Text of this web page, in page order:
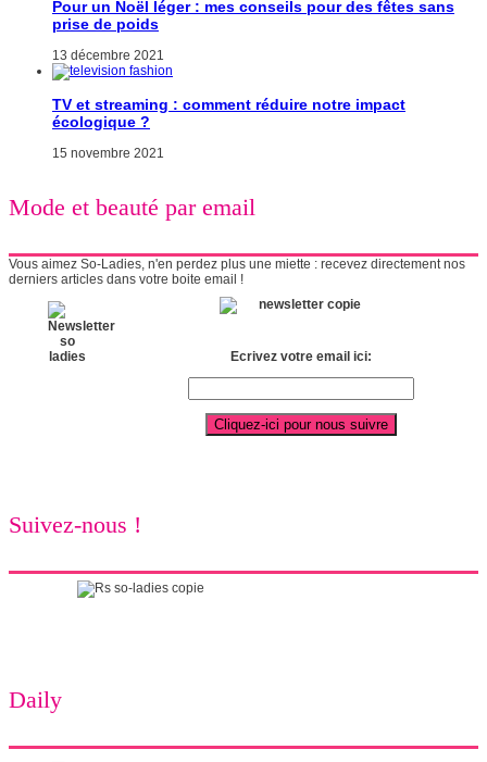
Pour un Noël léger : mes conseils pour des fêtes sans
prise de poids
13 décembre 2021
TV et streaming : comment réduire notre impact
écologique ?
15 novembre 2021
Mode et beauté par email
Vous aimez So-Ladies, n'en perdez plus une miette : recevez directement nos
derniers articles dans votre boite email !
Ecrivez votre email ici:
Suivez-nous !
Daily